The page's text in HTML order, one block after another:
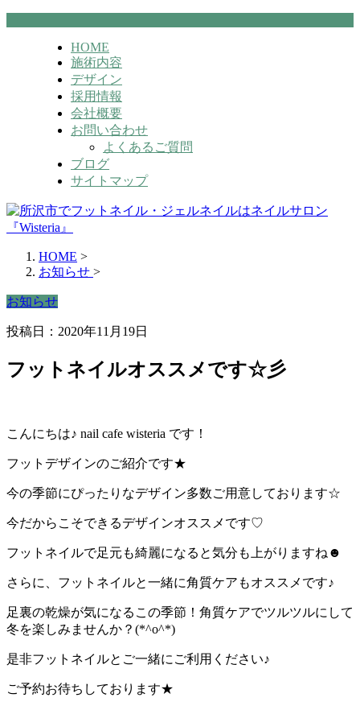
HOME
施術内容
デザイン
採用情報
会社概要
お問い合わせ
よくあるご質問
ブログ
サイトマップ
HOME >
お知らせ >
お知らせ
投稿日：2020年11月19日
フットネイルオススメです☆彡
こんにちは♪ nail cafe wisteria です！
フットデザインのご紹介です★
今の季節にぴったりなデザイン多数ご用意しております☆
今だからこそできるデザインオススメです♡
フットネイルで足元も綺麗になると気分も上がりますね☻
さらに、フットネイルと一緒に角質ケアもオススメです♪
足裏の乾燥が気になるこの季節！角質ケアでツルツルにして
冬を楽しみませんか？(*^o^*)
是非フットネイルとご一緒にご利用ください♪
ご予約お待ちしております★